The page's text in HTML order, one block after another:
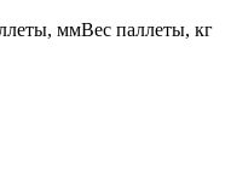
ммВес паллеты, кг